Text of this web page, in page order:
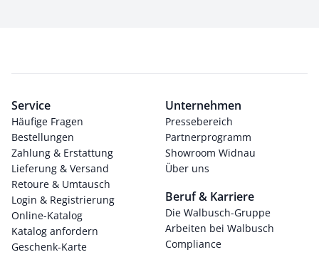
Service
Häufige Fragen
Bestellungen
Zahlung & Erstattung
Lieferung & Versand
Retoure & Umtausch
Login & Registrierung
Online-Katalog
Katalog anfordern
Geschenk-Karte
Unternehmen
Pressebereich
Partnerprogramm
Showroom Widnau
Über uns
Beruf & Karriere
Die Walbusch-Gruppe
Arbeiten bei Walbusch
Compliance